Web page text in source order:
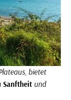
bietet
Sanftheit und